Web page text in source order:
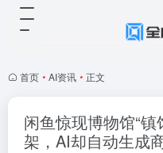
首页 • AI资讯 • 正文
闲鱼惊现博物馆“
架，AI却自动生成